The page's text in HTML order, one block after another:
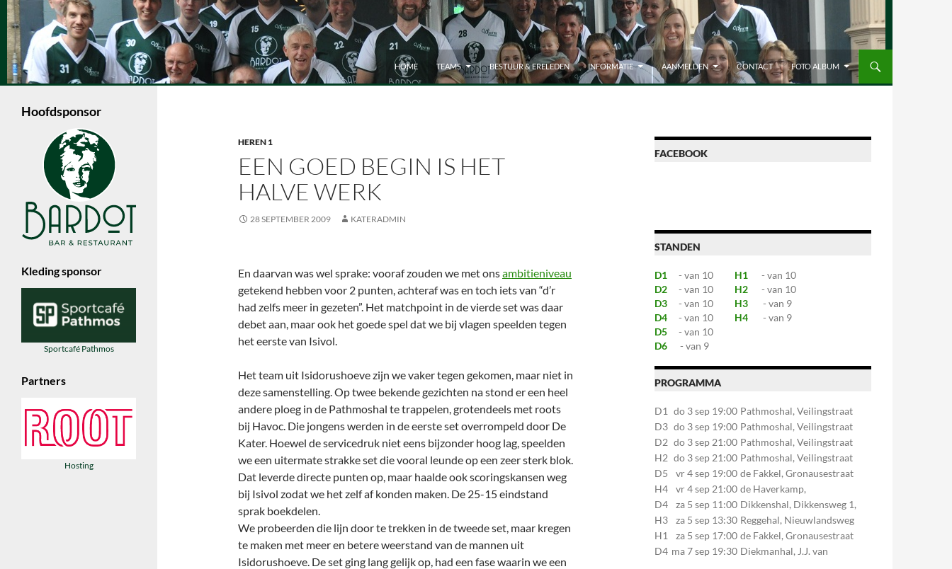
Ga
naar
de
inhoud
Volleybalvereniging Vips Bardot
Zoeken
HOME TEAMS BESTUUR & ERELEDEN INFORMATIE AANMELDEN CONTACT FOTO ALBUM
HEREN 1
EEN GOED BEGIN IS HET
HALVE WERK
28 SEPTEMBER 2009 KATERADMIN
En daarvan was wel sprake: vooraf zouden we met onsambitieniveau
getekend hebben voor 2 punten, achteraf was en toch iets van “d’r
had zelfs meer in gezeten”. Het matchpoint in de vierde set was daar
debet aan, maar ook het goede spel dat we bij vlagen speelden tegen
het eerste van Isivol.
Het team uit Isidorushoeve zijn we vaker tegen gekomen, maar niet in
deze samenstelling. Op twee bekende gezichten na stond er een heel
andere ploeg in de Pathmoshal te trappelen, grotendeels met roots
bij Havoc. Die jongens werden in de eerste set overrompeld door De
Kater. Hoewel de servicedruk niet eens bijzonder hoog lag, speelden
we een uitermate strakke set die vooral leunde op een zeer sterk blok.
Dat leverde directe punten op, maar haalde ook scoringskansen weg
bij Isivol zodat we het zelf af konden maken. De 25-15 eindstand
sprak boekdelen.
We probeerden die lijn door te trekken in de tweede set, maar kregen
te maken met meer en betere weerstand van de mannen uit
Isidorushoeve. De set ging lang gelijk op, had een fase waarin we een
FACEBOOK
STANDEN
D1 - van 10 H1
- van 10
D2
- van 10 H2
- van 10
D3
- van 10 H3
- van 9
D4
- van 10 H4
- van 9
D5
- van 10
D6
- van 9
PROGRAMMA
D1 do 3 sep 19:00 Pathmoshal, Veilingstraat
20, 7545LZ Enschede
D3 do 3 sep 19:00 Pathmoshal, Veilingstraat
20, 7545LZ Enschede
D2 do 3 sep 21:00 Pathmoshal, Veilingstraat
20, 7545LZ Enschede
H2 do 3 sep 21:00 Pathmoshal, Veilingstraat
20, 7545LZ Enschede
D5 vr 4 sep 19:00 de Fakkel, Gronausestraat
107, 7581CE Losser
H4 vr 4 sep 21:00 de Haverkamp,
Stationsstraat 30, 7475AM
Markelo
D4 za 5 sep 11:00 Dikkenshal, Dikkensweg 1,
7641CC Wierden
H3 za 5 sep 13:30 Reggehal, Nieuwlandsweg
1, 7461VP Rijssen
H1 za 5 sep 17:00 de Fakkel, Gronausestraat
107, 7581CE Losser
D4 ma 7 sep 19:30 Diekmanhal, J.J. van
Enschede die met 6 dames- en 4
herenteams in de Nevobo competitie
Hoofdsponsor
Kleding sponsor
Sportcafé Pathmos
Partners
Hosting